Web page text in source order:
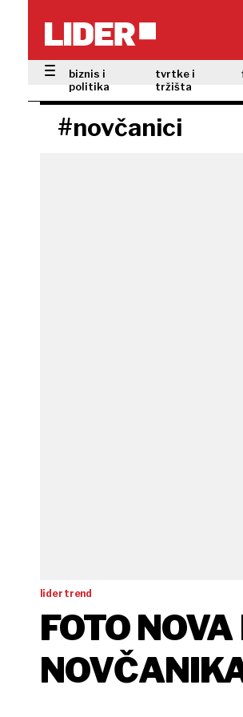
biznis i
politika
tvrtke i
tržišta
#novčanici
lider trend
FOTO